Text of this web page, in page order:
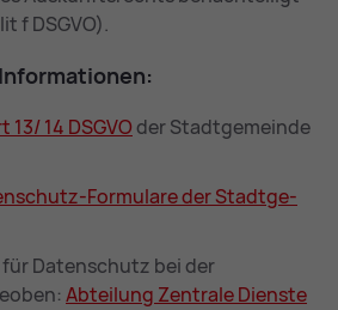
f DSGVO).
14 DS­GVO der Stadtgemeinde
For­mu­la­re der Stadt­ge­
Datenschutz bei der
Ab­tei­lung Zen­tra­le Diens­te